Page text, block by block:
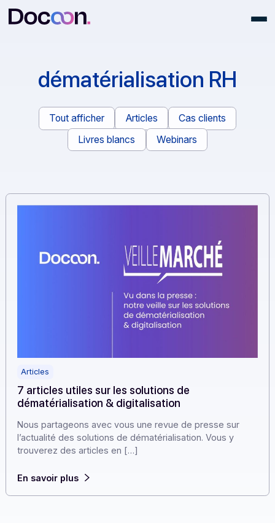
dématérialisation RH
Tout afficher Articles
Cas clients
Livres blancs
Webinars
7 articles utiles sur les solutions de
dématérialisation & digitalisation
Nous partageons avec vous une revue de presse sur
l’actualité des solutions de dématérialisation. Vous y